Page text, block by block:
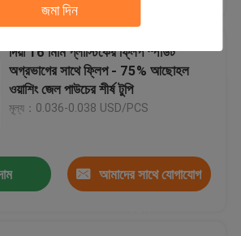
জমা দিন
দিয়া 16 মিমি প্লাস্টিকের ফ্লিপ স্পাউট
অগ্রভাগের সাথে ফ্লিপ - 75% আছোহল
ওয়াশিং জেল পাউচের শীর্ষ টুপি
মূল্য：0.036-0.038 USD/PCS
আমাদের সাথে যোগাযোগ